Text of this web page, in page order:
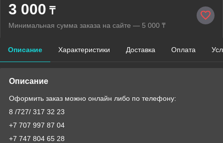
3 000 ₸
Минимальная сумма заказа на сайте — 5 000 ₸
Описание Характеристики Доставка Оплата
Описание
Оформить заказ можно онлайн либо по телефону:
8 /727/ 317 32 23
+7 707 997 87 04
+7 747 804 65 28